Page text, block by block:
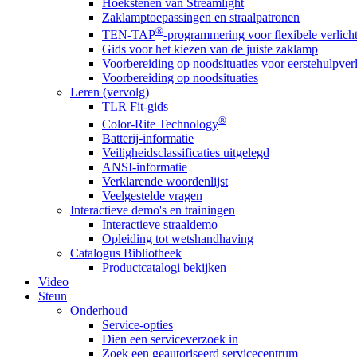
Zaklamptoepassingen en straalpatronen
TEN-TAP®-programmering voor flexibele
Gids voor het kiezen van de juiste zaklamp
Voorbereiding op noodsituaties voor
Voorbereiding op noodsituaties
Leren (vervolg)
TLR Fit-gids
Color-Rite Technology®
Batterij-informatie
Veiligheidsclassificaties uitgelegd
ANSI-informatie
Verklarende woordenlijst
Veelgestelde vragen
Interactieve demo's en trainingen
Interactieve straaldemo
Opleiding tot wetshandhaving
Catalogus Bibliotheek
Productcatalogi bekijken
Video
Steun
Onderhoud
Service-opties
Dien een serviceverzoek in
Zoek een geautoriseerd servicecentrum